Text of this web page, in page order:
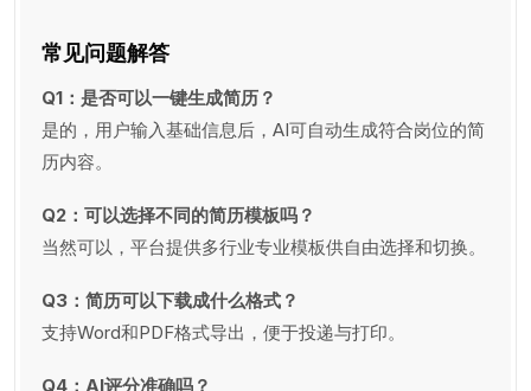
常见问题解答
Q1：是否可以一键生成简历？
是的，用户输入基础信息后，AI可自动生成符合岗位的简
历内容。
Q2：可以选择不同的简历模板吗？
当然可以，平台提供多行业专业模板供自由选择和切换。
Q3：简历可以下载成什么格式？
支持Word和PDF格式导出，便于投递与打印。
Q4：AI评分准确吗？